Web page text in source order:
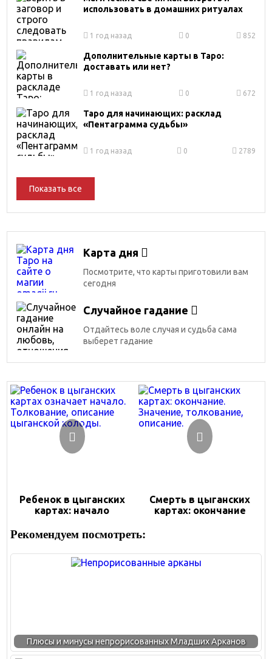
использовать в домашних ритуалах
1 год назад 0 852
Дополнительные карты в Таро:
доставать или нет?
1 год назад 0 672
Таро для начинающих: расклад
«Пентаграмма судьбы»
1 год назад 0 2789
Показать все
Карта дня
Посмотрите, что карты приготовили вам
сегодня
Случайное гадание
Отдайтесь воле случая и судьба сама
выберет гадание
Ребенок в цыганских
картах: начало
Смерть в цыганских
картах: окончание
Рекомендуем посмотреть:
Плюсы и минусы непрорисованных Младших Арканов